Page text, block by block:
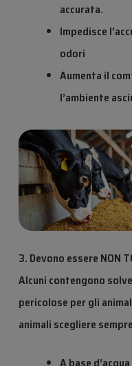
accurata.
Impedisce
odori
Aumenta il
l’ambiente
3. Devono essere NON
Alcuni contengono
pericolose per gli
animali scegliere